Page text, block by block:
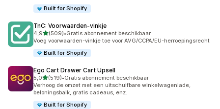
Built for Shopify
TnC: Voorwaarden‑vinkje
4,9van 5 sterren
(509)
509 recensies in totaal
•Gratis abonnement beschikbaar
Voeg voorwaarden-vinkje toe voor AVG/CCPA/EU-herroepingsrecht
Built for Shopify
Ego Cart Drawer Cart Upsell
5,0van 5 sterren
(519)
519 recensies in totaal
•Gratis abonnement beschikbaar
Verhoog de omzet met een uitschuifbare winkelwagenlade,
beloningsbalk, gratis cadeaus, enz.
Built for Shopify